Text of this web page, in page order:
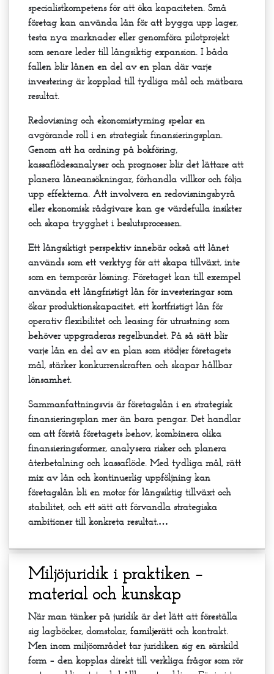
specialistkompetens för att öka kapaciteten. Små
företag kan använda lån för att bygga upp lager,
testa nya marknader eller genomföra pilotprojekt
som senare leder till långsiktig expansion. I båda
fallen blir lånen en del av en plan där varje
investering är kopplad till tydliga mål och mätbara
resultat.
Redovisning och ekonomistyrning spelar en
avgörande roll i en strategisk finansieringsplan.
Genom att ha ordning på bokföring,
kassaflödesanalyser och prognoser blir det lättare att
planera låneansökningar, förhandla villkor och följa
upp effekterna. Att involvera en redovisningsbyrå
eller ekonomisk rådgivare kan ge värdefulla insikter
och skapa trygghet i beslutsprocessen.
Ett långsiktigt perspektiv innebär också att lånet
används som ett verktyg för att skapa tillväxt, inte
som en temporär lösning. Företaget kan till exempel
använda ett långfristigt lån för investeringar som
ökar produktionskapacitet, ett kortfristigt lån för
operativ flexibilitet och leasing för utrustning som
behöver uppgraderas regelbundet. På så sätt blir
varje lån en del av en plan som stödjer företagets
mål, stärker konkurrenskraften och skapar hållbar
lönsamhet.
Sammanfattningsvis är företagslån i en strategisk
finansieringsplan mer än bara pengar. Det handlar
om att förstå företagets behov, kombinera olika
finansieringsformer, analysera risker och planera
återbetalning och kassaflöde. Med tydliga mål, rätt
mix av lån och kontinuerlig uppföljning kan
företagslån bli en motor för långsiktig tillväxt och
stabilitet, och ett sätt att förvandla strategiska
ambitioner till konkreta resultat.…
Miljöjuridik i praktiken –
material och kunskap
När man tänker på juridik är det lätt att föreställa
sig lagböcker, domstolar, familjerätt och kontrakt.
Men inom miljöområdet tar juridiken sig en särskild
form – den kopplas direkt till verkliga frågor som rör